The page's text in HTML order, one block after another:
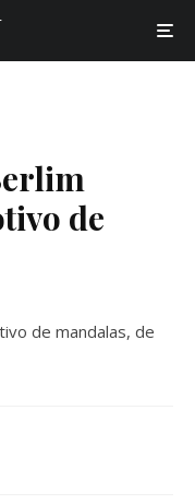
de
de mandalas, de